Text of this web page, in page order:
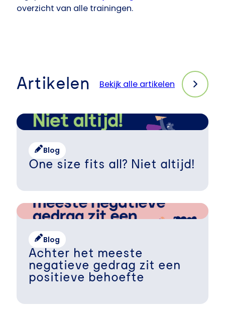
overzicht van alle trainingen.
Artikelen Bekijk alle artikelen
Blog
One size fits all? Niet altijd!
Blog
Achter het meeste
negatieve gedrag zit een
positieve behoefte